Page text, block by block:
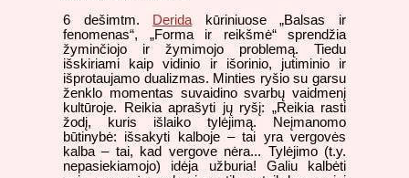
6 dešimtm.
Derida kūriniuose „Balsas ir
fenomenas“, „Forma ir reikšmė“ sprendžia
žyminčiojo ir žymimojo problemą. Tiedu
išskiriami kaip vidinio ir išorinio, jutiminio ir
išprotaujamo dualizmas. Minties ryšio su garsu
ženklo momentas suvaidino svarbų vaidmenį
kultūroje. Reikia aprašyti jų ryšį: „Reikia rasti
žodį, kuris išlaiko tylėjimą. Neįmanomo
būtinybė: išsakyti kalboje – tai yra vergovės
kalba – tai, kad vergove nėra... Tylėjimo (t.y.
nepasiekiamojo) idėja užburia! Galiu kalbėti